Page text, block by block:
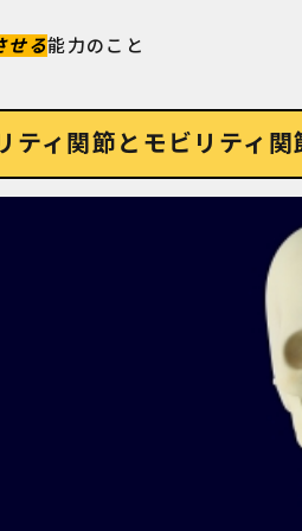
せる能力のこと
ティ関節とモビリティ関